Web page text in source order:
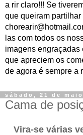
a rir claro!!! Se
que queiram partilhar
las com todos os
imagens engraçadas
que apreciem os
de agora é sempre a
sábado, 21 de maio
Cama de
Vira-se várias